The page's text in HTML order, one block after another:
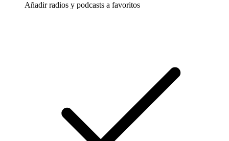
Añadir radios y podcasts a favoritos